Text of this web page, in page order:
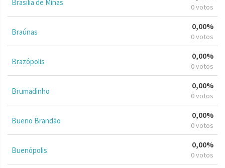
Brasília de Minas 0 votos
Braúnas
0,00%
0 votos
Brazópolis
0,00%
0 votos
Brumadinho
0,00%
0 votos
Bueno Brandão
0,00%
0 votos
Buenópolis
0,00%
0 votos